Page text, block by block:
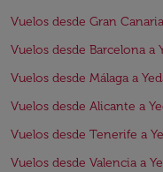
Vuelos desde Gran
Vuelos desde Barcelona a
Vuelos desde Málaga a
Vuelos desde Alicante a
Vuelos desde Tenerife a
Vuelos desde Valencia a